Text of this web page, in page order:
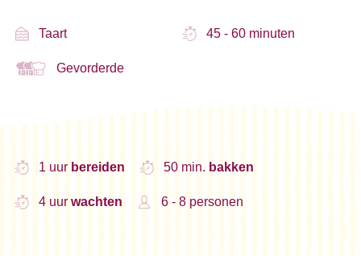
Taart 45 - 60 minuten
Gevorderde
1 uur bereiden 50 min. bakken
4 uur wachten 6 - 8 personen